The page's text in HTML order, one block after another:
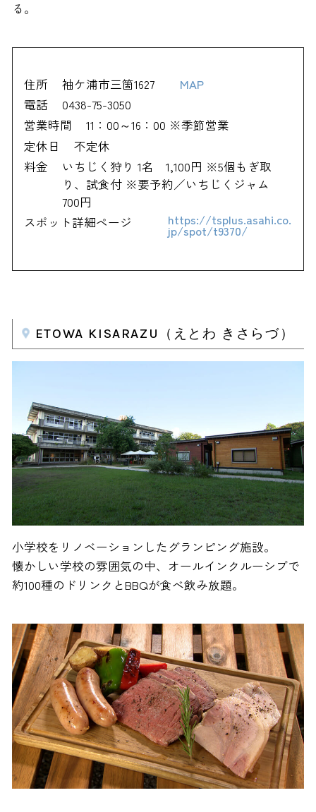
る。
住所 袖ケ浦市三箇1627
MAP
電話
0438-75-3050
営業時間
11：00～16：00 ※季節営業
定休日
不定休
料金
いちじく狩り 1名 1,100円 ※5個もぎ取
り、試食付 ※要予約／いちじくジャム
700円
スポット詳細ページ
https://tsplus.asahi.co.
jp/spot/t9370/
ETOWA KISARAZU（えとわ きさらづ）
小学校をリノベーションしたグランピング施設。
懐かしい学校の雰囲気の中、オールインクルーシブで
約100種のドリンクとBBQが食べ飲み放題。